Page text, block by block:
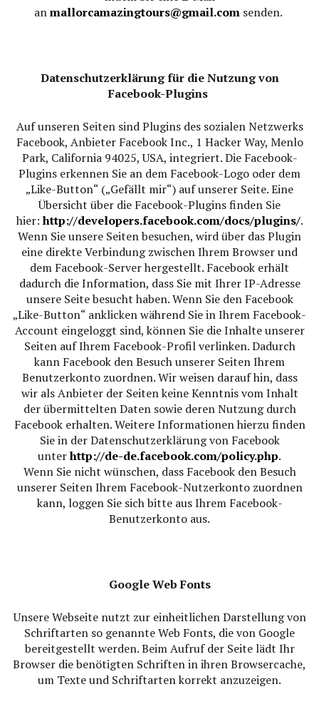
anmallorcamazingtours@gmail.com senden.
Datenschutzerklärung für die Nutzung von
Facebook-Plugins
Auf unseren Seiten sind Plugins des sozialen Netzwerks
Facebook, Anbieter Facebook Inc., 1 Hacker Way, Menlo
Park, California 94025, USA, integriert. Die Facebook-
Plugins erkennen Sie an dem Facebook-Logo oder dem
„Like-Button“ („Gefällt mir“) auf unserer Seite. Eine
Übersicht über die Facebook-Plugins finden Sie
hier:http://developers.facebook.com/docs/plugins/.
Wenn Sie unsere Seiten besuchen, wird über das Plugin
eine direkte Verbindung zwischen Ihrem Browser und
dem Facebook-Server hergestellt. Facebook erhält
dadurch die Information, dass Sie mit Ihrer IP-Adresse
unsere Seite besucht haben. Wenn Sie den Facebook
„Like-Button“ anklicken während Sie in Ihrem Facebook-
Account eingeloggt sind, können Sie die Inhalte unserer
Seiten auf Ihrem Facebook-Profil verlinken. Dadurch
kann Facebook den Besuch unserer Seiten Ihrem
Benutzerkonto zuordnen. Wir weisen darauf hin, dass
wir als Anbieter der Seiten keine Kenntnis vom Inhalt
der übermittelten Daten sowie deren Nutzung durch
Facebook erhalten. Weitere Informationen hierzu finden
Sie in der Datenschutzerklärung von Facebook
unterhttp://de-de.facebook.com/policy.php.
Wenn Sie nicht wünschen, dass Facebook den Besuch
unserer Seiten Ihrem Facebook-Nutzerkonto zuordnen
kann, loggen Sie sich bitte aus Ihrem Facebook-
Benutzerkonto aus.
Google Web Fonts
Unsere Webseite nutzt zur einheitlichen Darstellung von
Schriftarten so genannte Web Fonts, die von Google
bereitgestellt werden. Beim Aufruf der Seite lädt Ihr
Browser die benötigten Schriften in ihren Browsercache,
um Texte und Schriftarten korrekt anzuzeigen.